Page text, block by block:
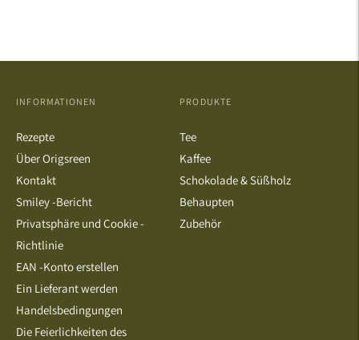
INFORMATIONEN
Rezepte
Über Origsreen
Kontakt
Smiley -Bericht
Privatsphäre und Cookie -
Richtlinie
EAN -Konto erstellen
Ein Lieferant werden
Handelsbedingungen
Die Feierlichkeiten des
PRODUKTE
Tee
Kaffee
Schokolade & Süßholz
Behaupten
Zubehör